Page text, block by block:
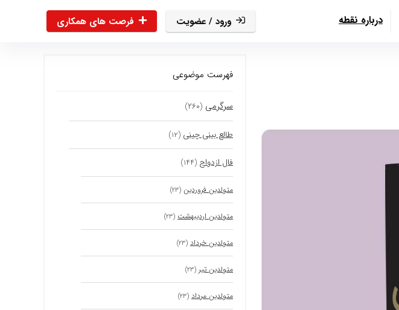
درباره نقطه ورود / عضویت فرصت های همکاری
فهرست موضوعی
سرگرمی (۲۶۰)
طالع بینی چینی (۱۲)
فال ازدواج (۱۴۴)
متولدین فروردین (۲۳)
متولدین اردیبهشت (۲۳)
متولدین خرداد (۲۳)
متولدین تیر (۲۳)
متولدین مرداد (۲۳)